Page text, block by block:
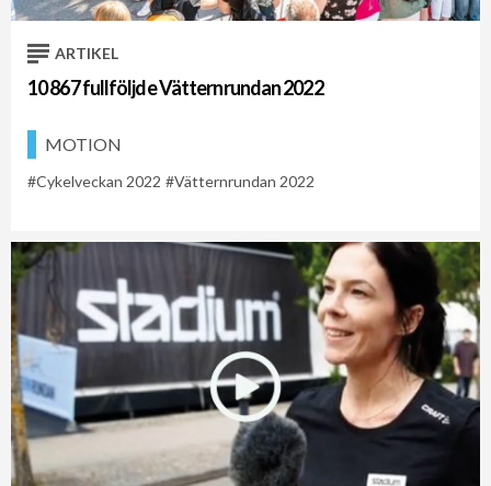
ARTIKEL
10 867 fullföljde Vätternrundan 2022
MOTION
Cykelveckan 2022 Vätternrundan 2022